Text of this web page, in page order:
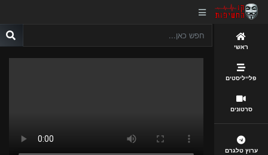
ראשי
פלייליסטים
סרטונים
ערוץ טלגרם